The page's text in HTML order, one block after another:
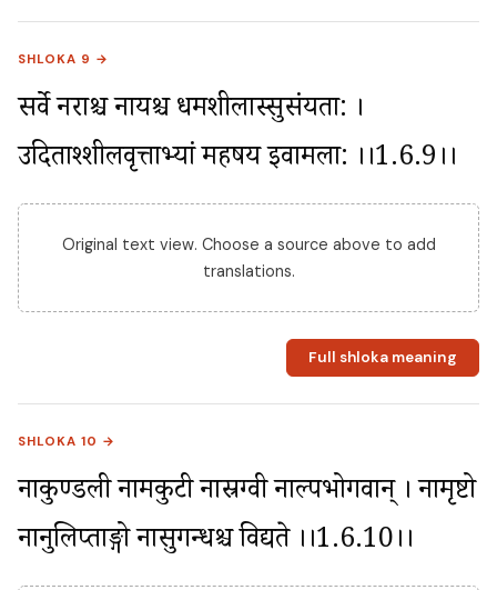
SHLOKA 9 →
सर्वे नराश्च नार्यश्च धर्मशीलास्सुसंयता: ।
उदिताश्शीलवृत्ताभ्यां महर्षय इवामला: ।।1.6.9।।
Original text view. Choose a source above to add
translations.
Full shloka meaning
SHLOKA 10 →
नाकुण्डली नामकुटी नास्रग्वी नाल्पभोगवान् । नामृष्टो
नानुलिप्ताङ्गो नासुगन्धश्च विद्यते ।।1.6.10।।